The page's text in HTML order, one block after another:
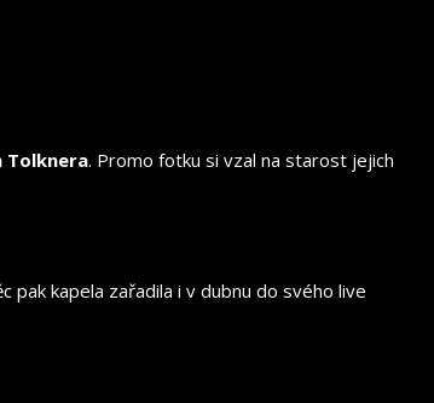
Tolknera. Promo fotku si vzal na starost jejich
pak kapela zařadila i v dubnu do svého live